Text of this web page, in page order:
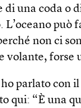
di una coda o
L’oceano
non ci
volante, forse
parlato con
qui: “È una